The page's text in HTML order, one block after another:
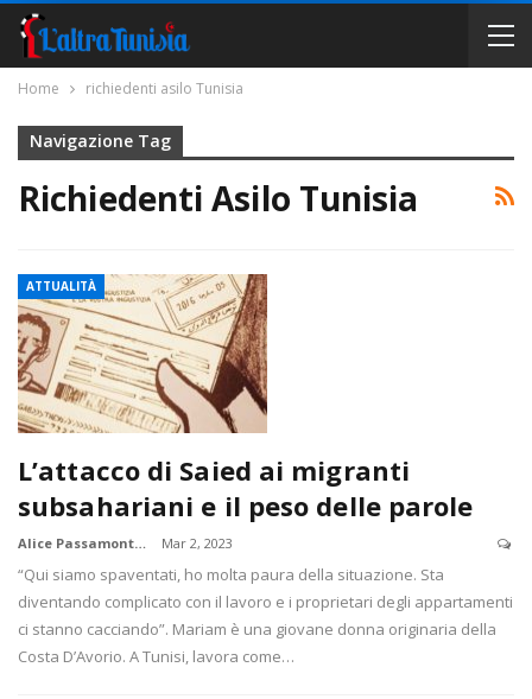
Home richiedenti asilo Tunisia
Navigazione Tag
Richiedenti Asilo Tunisia
ATTUALITÀ
L’attacco di Saied ai migranti
subsahariani e il peso delle parole
Alice Passamonti Mar 2, 2023
“Qui siamo spaventati, ho molta paura della situazione. Sta
diventando complicato con il lavoro e i proprietari degli appartamenti
ci stanno cacciando”. Mariam è una giovane donna originaria della
Costa D’Avorio. A Tunisi, lavora come…